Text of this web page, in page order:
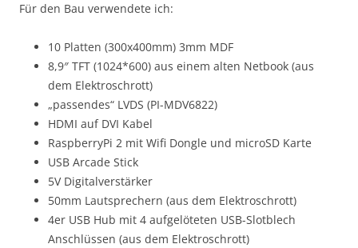
Für den Bau verwendete ich:
10 Platten (300x400mm) 3mm MDF
8,9″ TFT (1024*600) aus einem alten Netbook (aus
dem Elektroschrott)
„passendes“ LVDS (PI-MDV6822)
HDMI auf DVI Kabel
RaspberryPi 2 mit Wifi Dongle und microSD Karte
USB Arcade Stick
5V Digitalverstärker
50mm Lautsprechern (aus dem Elektroschrott)
4er USB Hub mit 4 aufgelöteten USB-Slotblech
Anschlüssen (aus dem Elektroschrott)